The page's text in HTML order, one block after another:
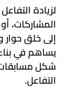
لزيادة
المشاركات،
إلى خلق حوار
يساهم في
شكل
التفاعل.